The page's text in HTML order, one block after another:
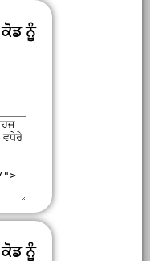
ਨੂੰ
ਨੂੰ